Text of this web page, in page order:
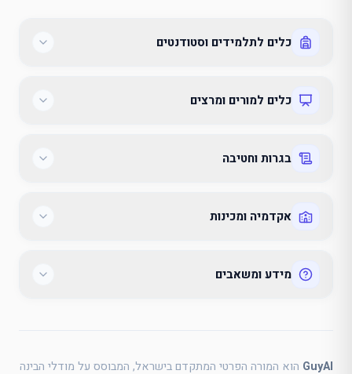
כלים לתלמידים וסטודנטים
כלים למורים ומרצים
בגרות וחטיבה
אקדמיה ומכינות
מידע ומשאבים
GuyAI הוא המורה הפרטי המתקדם בישראל, המבוסס על מודלי הבינה